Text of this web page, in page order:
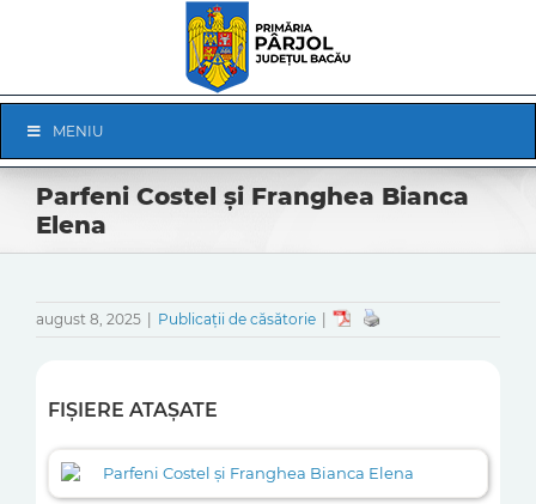
Navigation
MENIU
Parfeni Costel și Franghea Bianca
Elena
august 8, 2025 Publicații de căsătorie
FIȘIERE ATAȘATE
Parfeni Costel și Franghea Bianca Elena